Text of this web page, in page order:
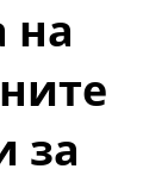
на
за